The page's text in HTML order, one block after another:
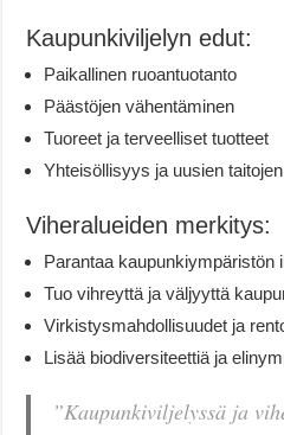
Kaupunkiviljelyn edut:
Paikallinen ruoantuotanto
Päästöjen vähentäminen
Tuoreet ja terveelliset tuotteet
Yhteisöllisyys ja uusien
Viheralueiden merkitys:
Parantaa kaupunkiympäristön
Tuo vihreyttä ja väljyyttä
Virkistysmahdollisuudet ja
Lisää biodiversiteettiä ja
”Kaupunkiviljelyssä ja